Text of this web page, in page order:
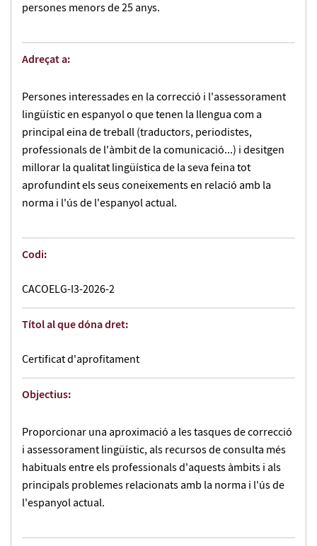
persones menors de 25 anys.
Adreçat a:
Persones interessades en la correcció i l'assessorament
lingüístic en espanyol o que tenen la llengua com a
principal eina de treball (traductors, periodistes,
professionals de l'àmbit de la comunicació...) i desitgen
millorar la qualitat lingüística de la seva feina tot
aprofundint els seus coneixements en relació amb la
norma i l'ús de l'espanyol actual.
Codi:
CACOELG-I3-2026-2
Títol al que dóna dret:
Certificat d'aprofitament
Objectius:
Proporcionar una aproximació a les tasques de correcció
i assessorament lingüístic, als recursos de consulta més
habituals entre els professionals d'aquests àmbits i als
principals problemes relacionats amb la norma i l'ús de
l'espanyol actual.